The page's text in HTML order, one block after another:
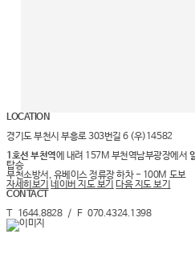
청담네오플란트는
자체 기공소를
LOCATION
경기도 부천시 부흥로 303번길 6 (우)14582
1호선 부천역에 내려 157M 부천역남부광장에서
탑승
부천소방서, 유베이스 정류장 하차 - 100M 도보
자세히보기 네이버 지도 보기 다음 지도 보기
CONTACT
T 1644.8828 / F 070.4324.1398